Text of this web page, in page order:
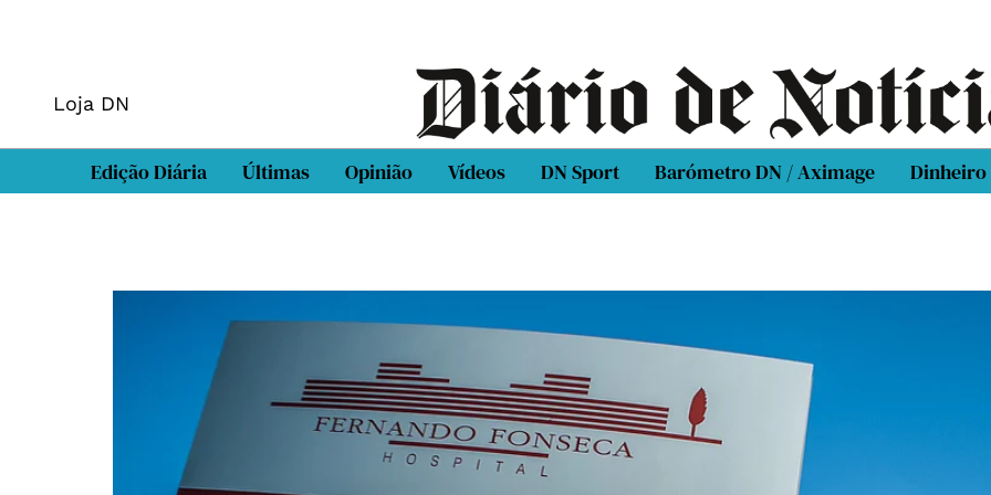
Loja DN
Edição Diária Últimas Opinião Vídeos DN Sport Barómetro DN / Aximage Dinheiro